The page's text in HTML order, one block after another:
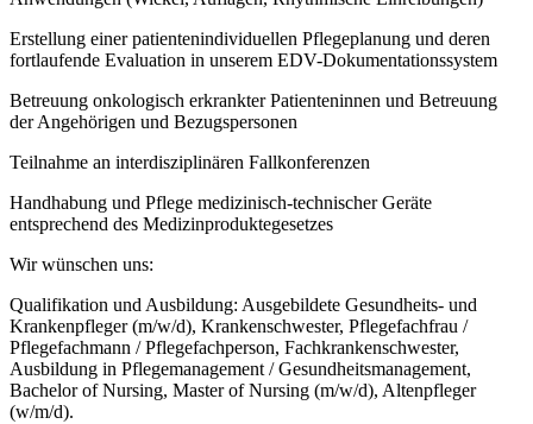
Erstellung einer patientenindividuellen Pflegeplanung und deren
fortlaufende Evaluation in unserem EDV-Dokumentationssystem
Betreuung onkologisch erkrankter Patienteninnen und Betreuung
der Angehörigen und Bezugspersonen
Teilnahme an interdisziplinären Fallkonferenzen
Handhabung und Pflege medizinisch-technischer Geräte
entsprechend des Medizinproduktegesetzes
Wir wünschen uns:
Qualifikation und Ausbildung: Ausgebildete Gesundheits- und
Krankenpfleger (m/w/d), Krankenschwester, Pflegefachfrau /
Pflegefachmann / Pflegefachperson, Fachkrankenschwester,
Ausbildung in Pflegemanagement / Gesundheitsmanagement,
Bachelor of Nursing, Master of Nursing (m/w/d), Altenpfleger
(w/m/d).